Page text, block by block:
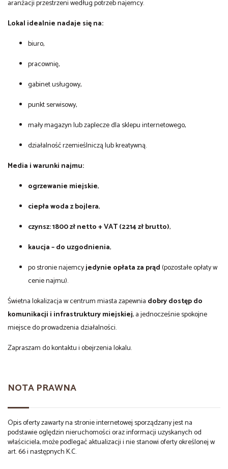
aranżacji przestrzeni według potrzeb najemcy.
Lokal idealnie nadaje się na:
biuro,
pracownię,
gabinet usługowy,
punkt serwisowy,
mały magazyn lub zaplecze dla sklepu internetowego,
działalność rzemieślniczą lub kreatywną.
Media i warunki najmu:
ogrzewanie miejskie,
ciepła woda z bojlera,
czynsz: 1800 zł netto + VAT (2214 zł brutto),
kaucja – do uzgodnienia,
po stronie najemcyjedynie opłata za prąd(pozostałe opłaty w
cenie najmu).
Świetna lokalizacja w centrum miasta zapewnia dobry dostęp do
komunikacji i infrastruktury miejskiej, a jednocześnie spokojne
miejsce do prowadzenia działalności.
Zapraszam do kontaktu i obejrzenia lokalu.
NOTA PRAWNA
Opis oferty zawarty na stronie internetowej sporządzany jest na
podstawie oględzin nieruchomości oraz informacji uzyskanych od
właściciela, może podlegać aktualizacji i nie stanowi oferty określonej w
art. 66 i następnych K.C.